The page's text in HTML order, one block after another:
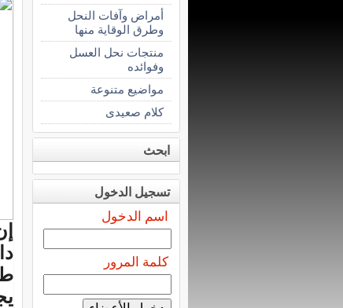
أمراض وآفات النحل
وطرق الوقاية منها
منتجات نحل العسل
وفوائده
مواضيع متنوعة
كلام صعيدى
ابحث
تسجيل الدخول
اسم الدخول
كلمة المرور